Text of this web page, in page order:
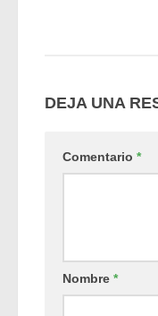
DEJA UNA
Comentario *
Nombre *